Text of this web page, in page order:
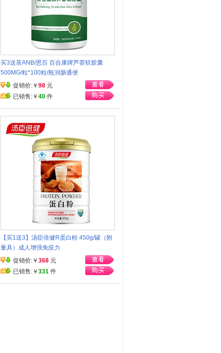
买3送茶ANB/恩百 百合康牌芦荟软胶囊
500MG/粒*100粒/瓶润肠通便
促销价:￥ 98 元
已销售:￥ 40 件
【买1送3】汤臣倍健R蛋白粉 450g/罐（附
量具）成人增强免疫力
促销价:￥ 368 元
已销售:￥ 331 件